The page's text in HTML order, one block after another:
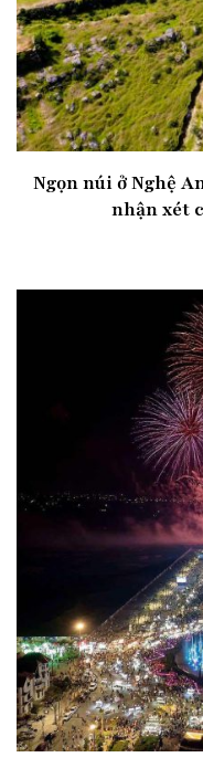
Ngọn núi ở Nghệ
nhận xét